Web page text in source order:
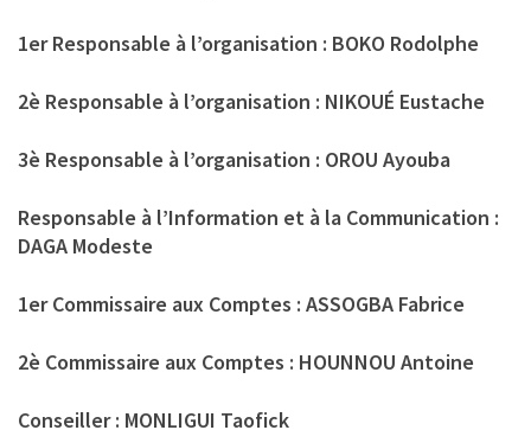
1er Responsable à l’organisation : BOKO Rodolphe
2è Responsable à l’organisation : NIKOUÉ Eustache
3è Responsable à l’organisation : OROU Ayouba
Responsable à l’Information et à la Communication :
DAGA Modeste
1er Commissaire aux Comptes : ASSOGBA Fabrice
2è Commissaire aux Comptes : HOUNNOU Antoine
Conseiller : MONLIGUI Taofick